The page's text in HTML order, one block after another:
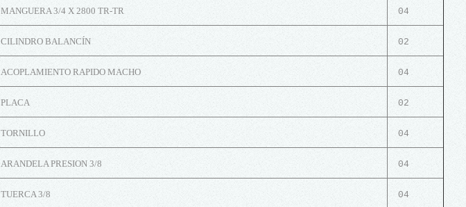
MANGUERA 3/4 X 2800 TR-TR 04
CILINDRO BALANCÍN 02
ACOPLAMIENTO RAPIDO MACHO 04
PLACA 02
TORNILLO 04
ARANDELA PRESION 3/8 04
TUERCA 3/8 04